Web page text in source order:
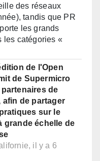
des réseaux
tandis que PR
les grands
les catégories «
de l'Open
de Supermicro
de
afin de partager
sur le
grande échelle de
il y a 6